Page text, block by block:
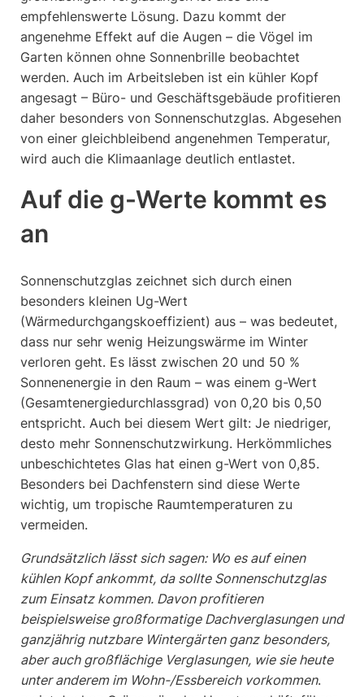
empfehlenswerte Lösung. Dazu kommt der
angenehme Effekt auf die Augen – die Vögel im
Garten können ohne Sonnenbrille beobachtet
werden. Auch im Arbeitsleben ist ein kühler Kopf
angesagt – Büro- und Geschäftsgebäude profitieren
daher besonders von Sonnenschutzglas. Abgesehen
von einer gleichbleibend angenehmen Temperatur,
wird auch die Klimaanlage deutlich entlastet.
Auf die g-Werte kommt es
an
Sonnenschutzglas zeichnet sich durch einen
besonders kleinen Ug-Wert
(Wärmedurchgangskoeffizient) aus – was bedeutet,
dass nur sehr wenig Heizungswärme im Winter
verloren geht. Es lässt zwischen 20 und 50 %
Sonnenenergie in den Raum – was einem g-Wert
(Gesamtenergiedurchlassgrad) von 0,20 bis 0,50
entspricht. Auch bei diesem Wert gilt: Je niedriger,
desto mehr Sonnenschutzwirkung. Herkömmliches
unbeschichtetes Glas hat einen g-Wert von 0,85.
Besonders bei Dachfenstern sind diese Werte
wichtig, um tropische Raumtemperaturen zu
vermeiden.
Grundsätzlich lässt sich sagen: Wo es auf einen
kühlen Kopf ankommt, da sollte Sonnenschutzglas
zum Einsatz kommen. Davon profitieren
beispielsweise großformatige Dachverglasungen und
ganzjährig nutzbare Wintergärten ganz besonders,
aber auch großflächige Verglasungen, wie sie heute
unter anderem im Wohn-/Essbereich vorkommen.